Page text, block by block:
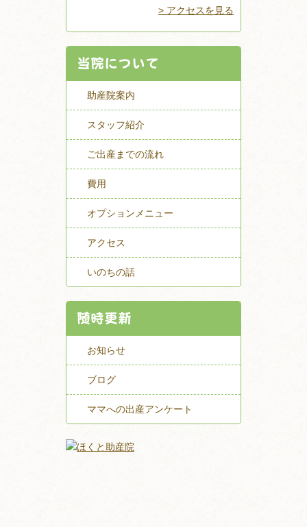
> アクセスを見る
当院について
助産院案内
スタッフ紹介
ご出産までの流れ
費用
オプションメニュー
アクセス
いのちの話
随時更新
お知らせ
ブログ
ママへの出産アンケート